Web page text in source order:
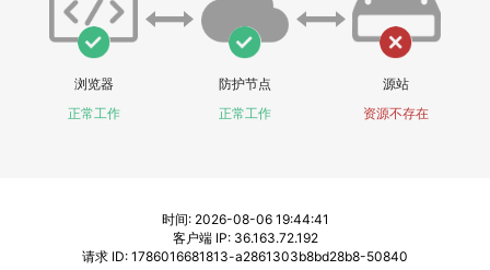
浏览器
正常工作
防护节点
正常工作
源站
资源不存在
时间: 2026-08-06 19:44:41
客户端 IP: 36.163.72.192
请求 ID: 1786016681813-a2861303b8bd28b8-50840